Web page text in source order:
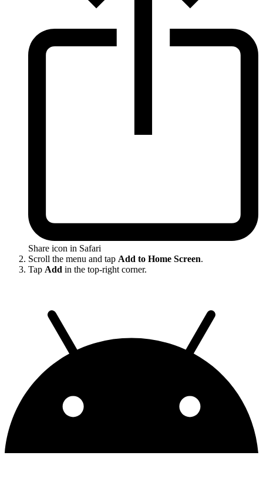
Share icon in Safari
Scroll the menu and tap Add to Home Screen.
Tap Add in the top-right corner.